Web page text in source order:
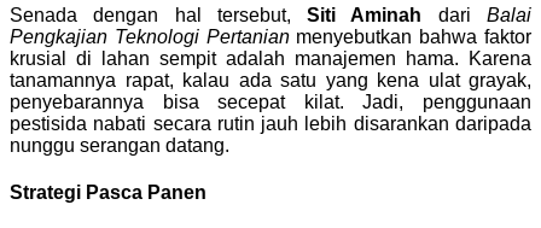
Senada dengan hal tersebut,Siti Aminah dariBalai
Pengkajian Teknologi Pertanianmenyebutkan bahwa faktor
krusial di lahan sempit adalah manajemen hama. Karena
tanamannya rapat, kalau ada satu yang kena ulat grayak,
penyebarannya bisa secepat kilat. Jadi, penggunaan
pestisida nabati secara rutin jauh lebih disarankan daripada
nunggu serangan datang.
Strategi Pasca Panen